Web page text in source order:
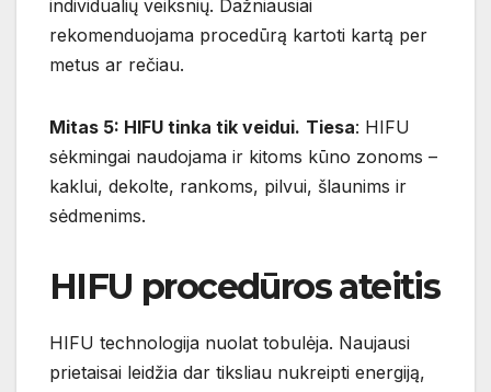
individualių veiksnių. Dažniausiai
rekomenduojama procedūrą kartoti kartą per
metus ar rečiau.
Mitas 5: HIFU tinka tik veidui. Tiesa: HIFU
sėkmingai naudojama ir kitoms kūno zonoms –
kaklui, dekolte, rankoms, pilvui, šlaunims ir
sėdmenims.
HIFU procedūros ateitis
HIFU technologija nuolat tobulėja. Naujausi
prietaisai leidžia dar tiksliau nukreipti energiją,